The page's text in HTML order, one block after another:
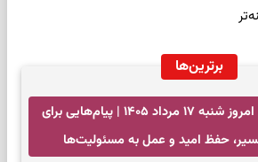
برترین‌ها
فال انبیا امروز شنبه ۱۷ مرداد ۱۴۰۵ | پیام‌هایی برای
حفظ امید و عمل به مسئولیت‌ها